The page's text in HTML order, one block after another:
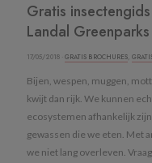
Gratis
Landal Greenparks
17/05/2018 · GRATIS BROCHURES,
Bijen, wespen, muggen,
kwijt dan rijk. We kunnen
ecosystemen afhankelijk
gewassen die we eten. Met
we niet lang overleven.